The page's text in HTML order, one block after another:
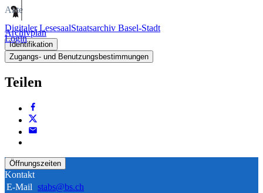
Digitaler LesesaalStaatsarchiv Basel-Stadt
Login
Akte
Archivplan
Identifikation
Zugangs- und Benutzungsbestimmungen
Teilen
Öffnungszeiten
Kontakt
E-Mail stabs@bs.ch